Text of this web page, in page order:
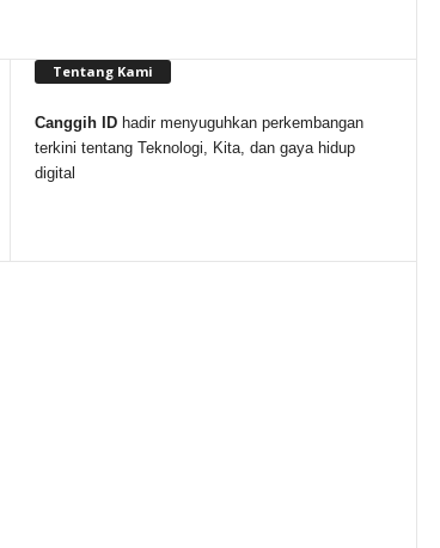
Tentang Kami
Canggih IDhadir menyuguhkan perkembangan
terkini tentang Teknologi, Kita, dan gaya hidup
digital